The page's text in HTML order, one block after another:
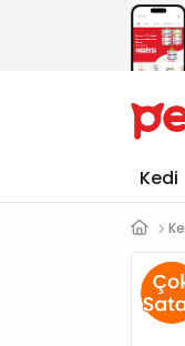
Kedi